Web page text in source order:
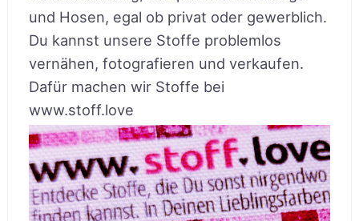
und Hosen, egal ob privat oder gewerblich.
Du kannst unsere Stoffe problemlos
vernähen, fotografieren und verkaufen.
Dafür machen wir Stoffe bei
www.stoff.love